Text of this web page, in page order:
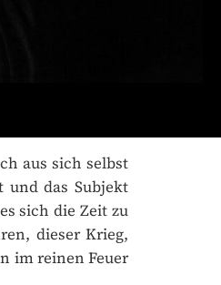
sich selbst
das Subjekt
die Zeit zu
dieser Krieg,
im reinen Feuer